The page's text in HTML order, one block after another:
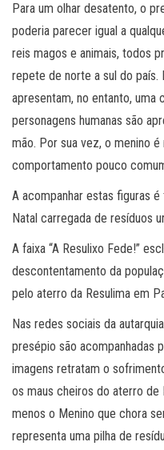
Para um olhar desatento, o
poderia parecer igual a
reis magos e animais, todos
repete de norte a sul do país.
apresentam, no entanto, uma
personagens humanas são
mão. Por sua vez, o menino
comportamento pouco
A acompanhar estas figuras
Natal carregada de resíduos
A faixa “A Resulixo Fede!”
descontentamento da
pelo aterro da Resulima em
Nas redes sociais da
presépio são acompanhadas
imagens retratam o
os maus cheiros do aterro de
menos o Menino que chora
representa uma pilha de